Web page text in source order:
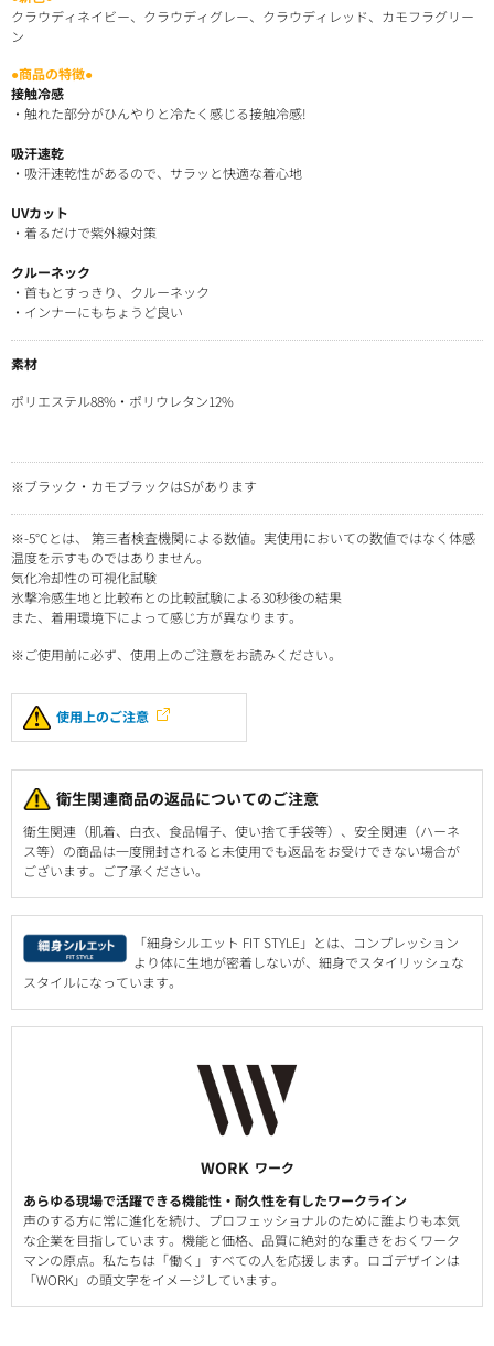
クラウディネイビー、クラウディグレー、クラウディレッド、カモフラグリー
ン
●商品の特徴●
接触冷感
・触れた部分がひんやりと冷たく感じる接触冷感!
吸汗速乾
・吸汗速乾性があるので、サラッと快適な着心地
UVカット
・着るだけで紫外線対策
クルーネック
・首もとすっきり、クルーネック
・インナーにもちょうど良い
素材
ポリエステル88%・ポリウレタン12%
※ブラック・カモブラックはSがあります
※-5°Cとは、 第三者検査機関による数値。実使用においての数値ではなく体感
温度を示すものではありません。
気化冷却性の可視化試験
氷撃冷感生地と比較布との比較試験による30秒後の結果
また、着用環境下によって感じ方が異なります。
※ご使用前に必ず、使用上のご注意をお読みください。
使用上のご注意
衛生関連商品の返品についてのご注意
衛生関連（肌着、白衣、食品帽子、使い捨て手袋等）、安全関連（ハーネ
ス等）の商品は一度開封されると未使用でも返品をお受けできない場合が
ございます。ご了承ください。
「細身シルエット FIT STYLE」とは、コンプレッション
より体に生地が密着しないが、細身でスタイリッシュな
スタイルになっています。
WORK ワーク
あらゆる現場で活躍できる機能性・耐久性を有したワークライン
声のする方に常に進化を続け、プロフェッショナルのために誰よりも本気
な企業を目指しています。機能と価格、品質に絶対的な重きをおくワーク
マンの原点。私たちは「働く」すべての人を応援します。ロゴデザインは
「WORK」の頭文字をイメージしています。